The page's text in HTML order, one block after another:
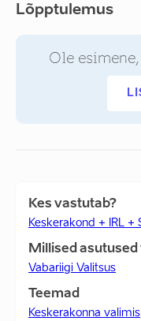
Lõpptulemus
Ole
Kes vastutab?
Keskerakond + IRL +
Millised
Vabariigi Valitsus
Teemad
Keskerakonna